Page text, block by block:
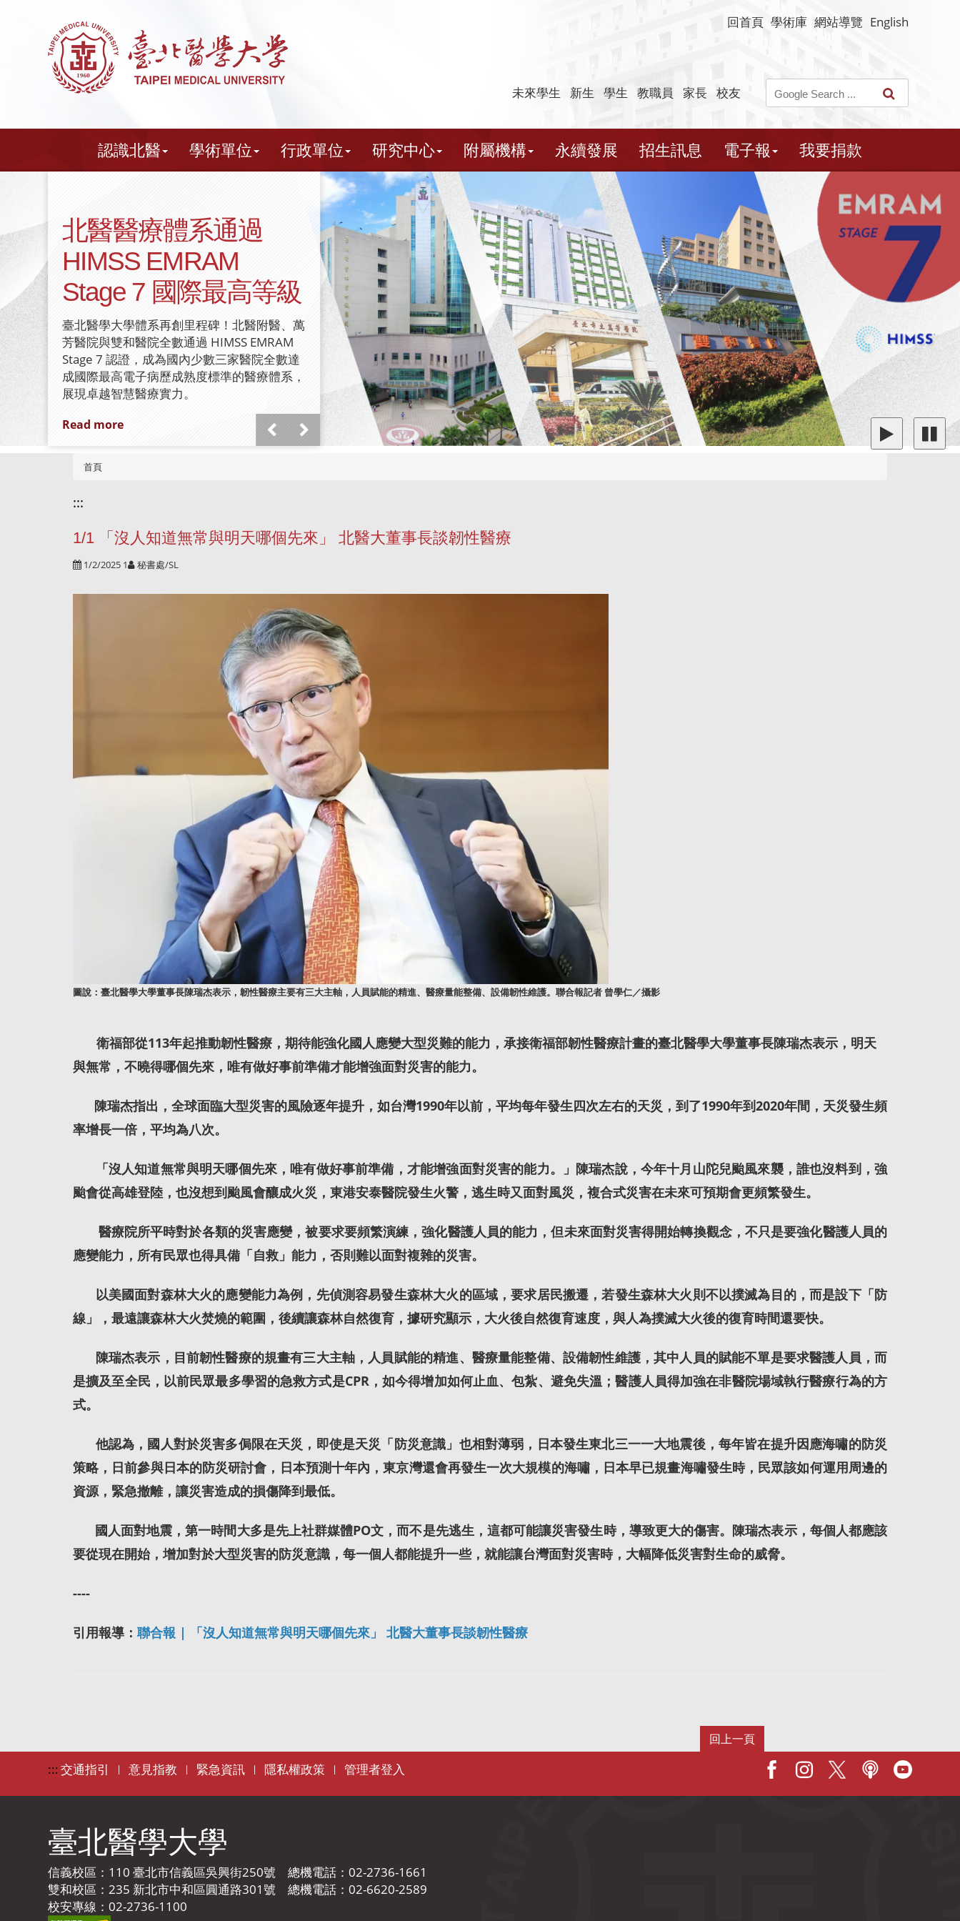
回首頁 學術庫 網站導覽 English
未來學生 新生 學生 教職員 家長 校友
認識北醫 學術單位 行政單位 研究中心 附屬機構 永續發展 招生訊息 電子報 我要捐款
北醫醫療體系通過
HIMSS EMRAM
Stage 7 國際最高等級
認證
臺北醫學大學體系再創里程碑！北醫附醫、萬
芳醫院與雙和醫院全數通過 HIMSS EMRAM
Stage 7 認證，成為國內少數三家醫院全數達
成國際最高電子病歷成熟度標準的醫療體系，
展現卓越智慧醫療實力。
Read more
首頁
:::
1/1 「沒人知道無常與明天哪個先來」 北醫大董事長談韌性醫療
1/2/2025 1 秘書處/SL
圖說：臺北醫學大學董事長陳瑞杰表示，韌性醫療主要有三大主軸，人員賦能的精進、醫療量能整備、設備韌性維護。聯合報記者 曾學仁／攝影
衛福部從113年起推動韌性醫療，期待能強化國人應變大型災難的能力，承接衛福部韌性醫療計畫的臺北醫學大學董事長陳瑞杰表示，明天
與無常，不曉得哪個先來，唯有做好事前準備才能增強面對災害的能力。
陳瑞杰指出，全球面臨大型災害的風險逐年提升，如台灣1990年以前，平均每年發生四次左右的天災，到了1990年到2020年間，天災發生頻
率增長一倍，平均為八次。
「沒人知道無常與明天哪個先來，唯有做好事前準備，才能增強面對災害的能力。」陳瑞杰說，今年十月山陀兒颱風來襲，誰也沒料到，強
颱會從高雄登陸，也沒想到颱風會釀成火災，東港安泰醫院發生火警，逃生時又面對風災，複合式災害在未來可預期會更頻繁發生。
醫療院所平時對於各類的災害應變，被要求要頻繁演練，強化醫護人員的能力，但未來面對災害得開始轉換觀念，不只是要強化醫護人員的
應變能力，所有民眾也得具備「自救」能力，否則難以面對複雜的災害。
以美國面對森林大火的應變能力為例，先偵測容易發生森林大火的區域，要求居民搬遷，若發生森林大火則不以撲滅為目的，而是設下「防
線」，最遠讓森林大火焚燒的範圍，後續讓森林自然復育，據研究顯示，大火後自然復育速度，與人為撲滅大火後的復育時間還要快。
陳瑞杰表示，目前韌性醫療的規畫有三大主軸，人員賦能的精進、醫療量能整備、設備韌性維護，其中人員的賦能不單是要求醫護人員，而
是擴及至全民，以前民眾最多學習的急救方式是CPR，如今得增加如何止血、包紮、避免失溫；醫護人員得加強在非醫院場域執行醫療行為的方
式。
他認為，國人對於災害多侷限在天災，即使是天災「防災意識」也相對薄弱，日本發生東北三一一大地震後，每年皆在提升因應海嘯的防災
策略，日前參與日本的防災研討會，日本預測十年內，東京灣還會再發生一次大規模的海嘯，日本早已規畫海嘯發生時，民眾該如何運用周邊的
資源，緊急撤離，讓災害造成的損傷降到最低。
國人面對地震，第一時間大多是先上社群媒體PO文，而不是先逃生，這都可能讓災害發生時，導致更大的傷害。陳瑞杰表示，每個人都應該
要從現在開始，增加對於大型災害的防災意識，每一個人都能提升一些，就能讓台灣面對災害時，大幅降低災害對生命的威脅。
----
引用報導： 聯合報 | 「沒人知道無常與明天哪個先來」 北醫大董事長談韌性醫療
:::交通指引 | 意見指教 | 緊急資訊 | 隱私權政策 | 管理者登入
Facebook
IG Podcast
臺北醫學大學
信義校區：110 臺北市信義區吳興街250號 總機電話：02-2736-1661
雙和校區：235 新北市中和區圓通路301號 總機電話：02-6620-2589
校安專線：02-2736-1100